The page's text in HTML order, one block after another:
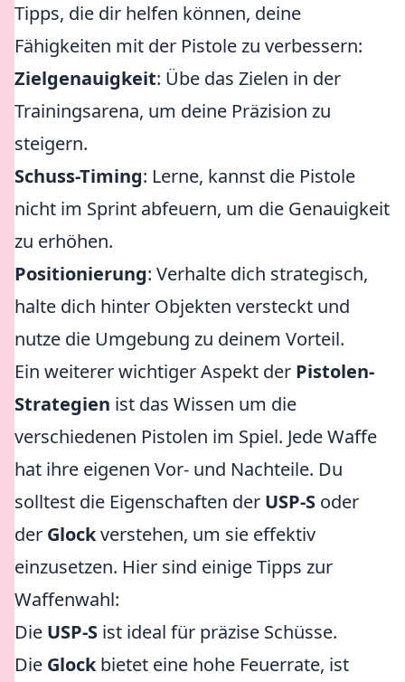
Tipps, die dir helfen können, deine
Fähigkeiten mit der Pistole zu verbessern:
Zielgenauigkeit: Übe das Zielen in der
Trainingsarena, um deine Präzision zu
steigern.
Schuss-Timing: Lerne, kannst die Pistole
nicht im Sprint abfeuern, um die Genauigkeit
zu erhöhen.
Positionierung: Verhalte dich strategisch,
halte dich hinter Objekten versteckt und
nutze die Umgebung zu deinem Vorteil.
Ein weiterer wichtiger Aspekt der Pistolen-
Strategien ist das Wissen um die
verschiedenen Pistolen im Spiel. Jede Waffe
hat ihre eigenen Vor- und Nachteile. Du
solltest die Eigenschaften der USP-S oder
der Glockverstehen, um sie effektiv
einzusetzen. Hier sind einige Tipps zur
Waffenwahl:
Die USP-S ist ideal für präzise Schüsse.
Die Glockbietet eine hohe Feuerrate, ist